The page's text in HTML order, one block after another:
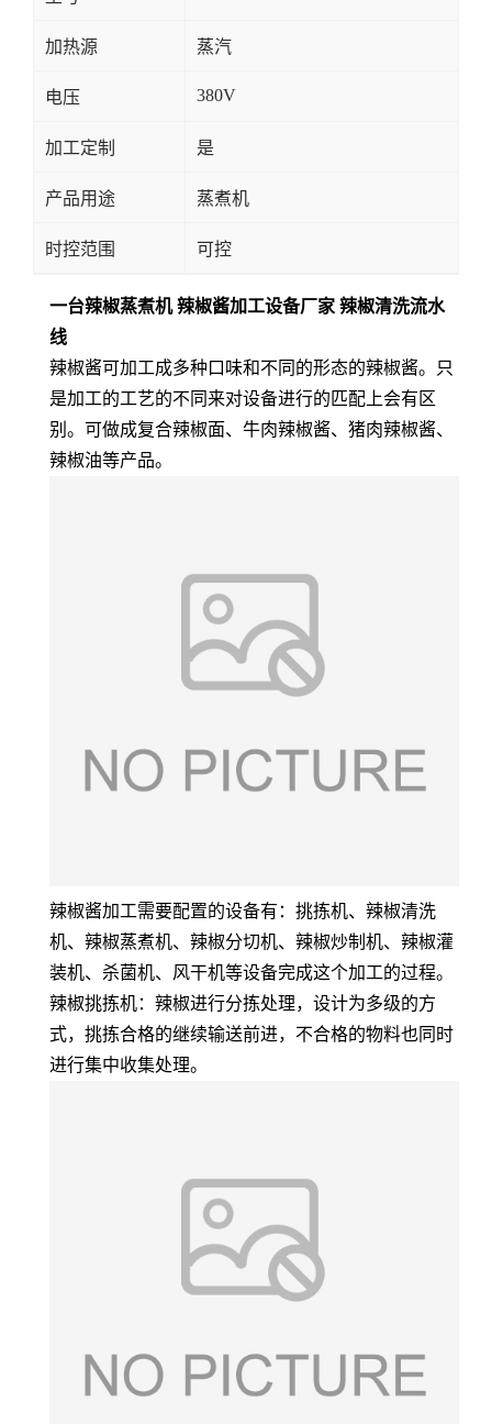
加热源 蒸汽
电压 380V
加工定制 是
产品用途 蒸煮机
时控范围 可控
一台辣椒蒸煮机 辣椒酱加工设备厂家 辣椒清洗流水
线
辣椒酱可加工成多种口味和不同的形态的辣椒酱。只
是加工的工艺的不同来对设备进行的匹配上会有区
别。可做成复合辣椒面、牛肉辣椒酱、猪肉辣椒酱、
辣椒油等产品。
辣椒酱加工需要配置的设备有：挑拣机、辣椒清洗
机、辣椒蒸煮机、辣椒分切机、辣椒炒制机、辣椒灌
装机、杀菌机、风干机等设备完成这个加工的过程。
辣椒挑拣机：辣椒进行分拣处理，设计为多级的方
式，挑拣合格的继续输送前进，不合格的物料也同时
进行集中收集处理。